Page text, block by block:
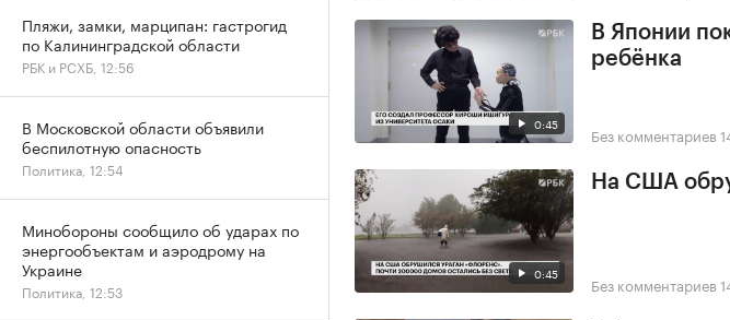
0:45
В Японии
ребёнка
Без комментариев
0:45
На США
Без комментариев
Пляжи, замки, марципан: гастрогид
по Калининградской области
РБК и РСХБ, 12:56
В Московской области объявили
беспилотную опасность
Политика, 12:54
Минобороны сообщило об ударах по
энергообъектам и аэродрому на
Украине
Политика, 12:53